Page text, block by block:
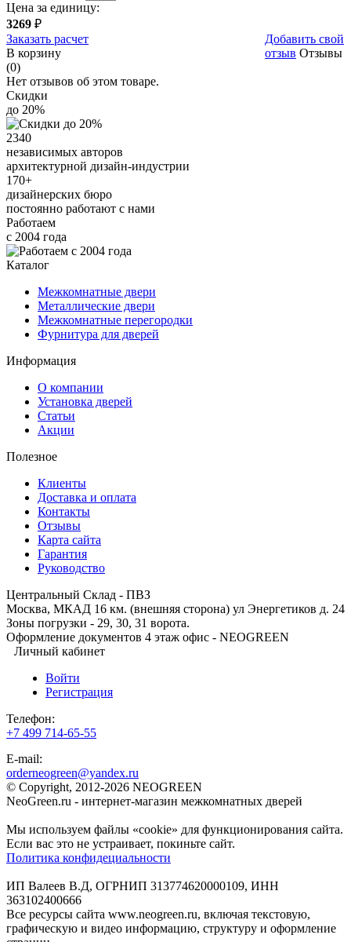
Цена за единицу:
3269 ₽
Заказать расчет
В корзину
Добавить свой
отзыв Отзывы
(0)
Нет отзывов об этом товаре.
Скидки
до 20%
2340
независимых авторов
архитектурной дизайн-индустрии
170+
дизайнерских бюро
постоянно работают с нами
Работаем
с 2004 года
Каталог
Межкомнатные двери
Металлические двери
Межкомнатные перегородки
Фурнитура для дверей
Информация
О компании
Установка дверей
Статьи
Акции
Полезное
Клиенты
Доставка и оплата
Контакты
Отзывы
Карта сайта
Гарантия
Руководство
Центральный Склад - ПВЗ
Москва, МКАД 16 км. (внешняя сторона) ул Энергетиков д. 24
Зоны погрузки - 29, 30, 31 ворота.
Оформление документов 4 этаж офис - NEOGREEN
Личный кабинет
Войти
Регистрация
Телефон:
+7 499 714-65-55
E-mail:
orderneogreen@yandex.ru
© Copyright, 2012-2026 NEOGREEN
NeoGreen.ru - интернет-магазин межкомнатных дверей
Мы используем файлы «cookie» для функционирования сайта.
Если вас это не устраивает, покиньте сайт.
Политика конфидециальности
ИП Валеев В.Д, ОГРНИП 313774620000109, ИНН
363102400666
Все ресурсы сайта www.neogreen.ru, включая текстовую,
графическую и видео информацию, структуру и оформление